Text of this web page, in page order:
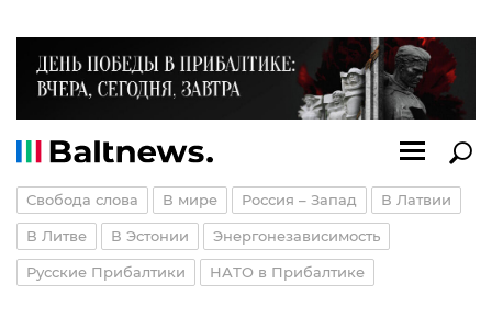
Свобода слова В мире Россия – Запад В Латвии
В Литве В Эстонии Энергонезависимость
Русские Прибалтики НАТО в Прибалтике